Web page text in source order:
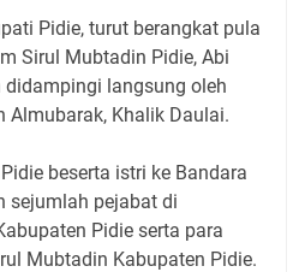
Pidie, turut berangkat pula
Sirul Mubtadin Pidie, Abi
langsung oleh
Almubarak, Khalik Daulai.
beserta istri ke Bandara
sejumlah pejabat di
Pidie serta para
Mubtadin Kabupaten Pidie.